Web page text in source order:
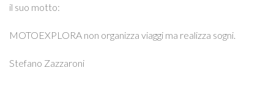
il suo motto:
MOTOEXPLORA non organizza viaggi ma realizza sogni.
Stefano Zazzaroni